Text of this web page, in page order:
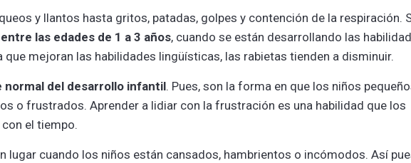
y llantos hasta gritos, patadas, golpes y contención de la respiración.
las edades de 1 a 3 años, cuando se están desarrollando las
que mejoran las habilidades lingüísticas, las rabietas tienden a disminuir.
normal del desarrollo infantil. Pues, son la forma en que los niños
o frustrados. Aprender a lidiar con la frustración es una habilidad que los
el tiempo.
lugar cuando los niños están cansados, hambrientos o incómodos. Así